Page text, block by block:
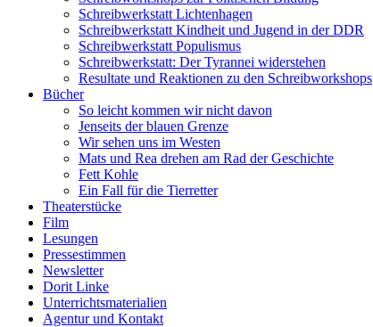
Schreibwerkstatt Lichtenhagen
Schreibwerkstatt Kindheit und Jugend in der DDR
Schreibwerkstatt Populismus
Schreibwerkstatt: Der Tyrannei widerstehen
Resultate und Reaktionen zu den Schreibworkshops
Bücher
So leicht kommen wir nicht davon
Jenseits der blauen Grenze
Wir sehen uns im Westen
Mats und Rea drehen am Rad der Geschichte
Fett Kohle
Ein Fall für die Tierretter
Theaterstücke
Film
Lesungen
Pressestimmen
Newsletter
Dorit Linke
Unterrichtsmaterialien
Agentur und Kontakt